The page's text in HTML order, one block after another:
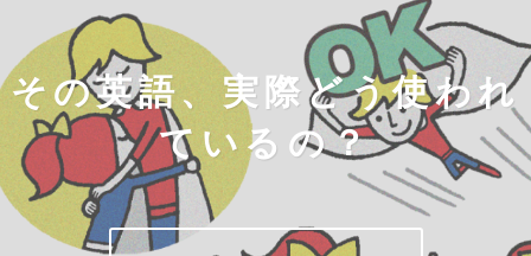
その英語、実際どう使われ
ているの？